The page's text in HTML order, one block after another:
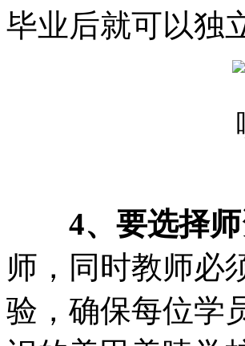
毕业后就可以独
4、要选择师
师，同时教师必
验，确保每位学